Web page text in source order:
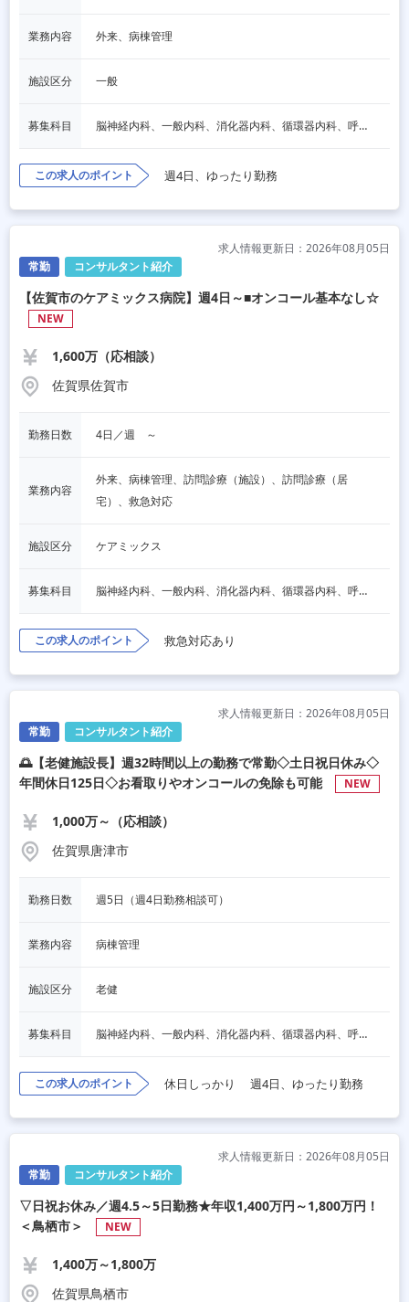
業務内容 外来、病棟管理
施設区分 一般
募集科目 脳神経内科、一般内科、消化器内科、循環器内科、呼吸器内科、血液内科、内分泌内科、老人内科、一般外科、消化器外科、その他
この求人のポイント 週4日、ゆったり勤務
常勤 コンサルタント紹介
求人情報更新日：2026年08月05日
【佐賀市のケアミックス病院】週4日～■オンコール基本なし☆
NEW
1,600万（応相談）
佐賀県佐賀市
勤務日数 4日／週　～
業務内容
外来、病棟管理、訪問診療（施設）、訪問診療（居
宅）、救急対応
施設区分 ケアミックス
募集科目 脳神経内科、一般内科、消化器内科、循環器内科、呼吸器内科、血液内科、内分泌内科、老人内科、その他
この求人のポイント 救急対応あり
常勤 コンサルタント紹介
求人情報更新日：2026年08月05日
🌅【老健施設長】週32時間以上の勤務で常勤◇土日祝日休み◇
年間休日125日◇お看取りやオンコールの免除も可能
NEW
1,000万～（応相談）
佐賀県唐津市
勤務日数 週5日（週4日勤務相談可）
業務内容 病棟管理
施設区分 老健
募集科目 脳神経内科、一般内科、消化器内科、循環器内科、呼吸器内科、血液内科、内分泌内科、老人内科、一般外科、消化器外科、心臓外科、呼吸器外科、脳神経外科、整形外科、形成外科、リハビリテーション科、小児科、産婦人科、婦人科、泌尿器科、放射線科、人工透析、麻酔科、美容外科、人間ドック・検診
この求人のポイント 休日しっかり 週4日、ゆったり勤務
常勤 コンサルタント紹介
求人情報更新日：2026年08月05日
▽日祝お休み／週4.5～5日勤務★年収1,400万円～1,800万円！
＜鳥栖市＞
NEW
1,400万～1,800万
佐賀県鳥栖市